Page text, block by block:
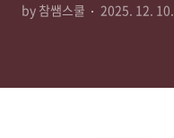
by 참쌤스쿨 2025. 12. 10.